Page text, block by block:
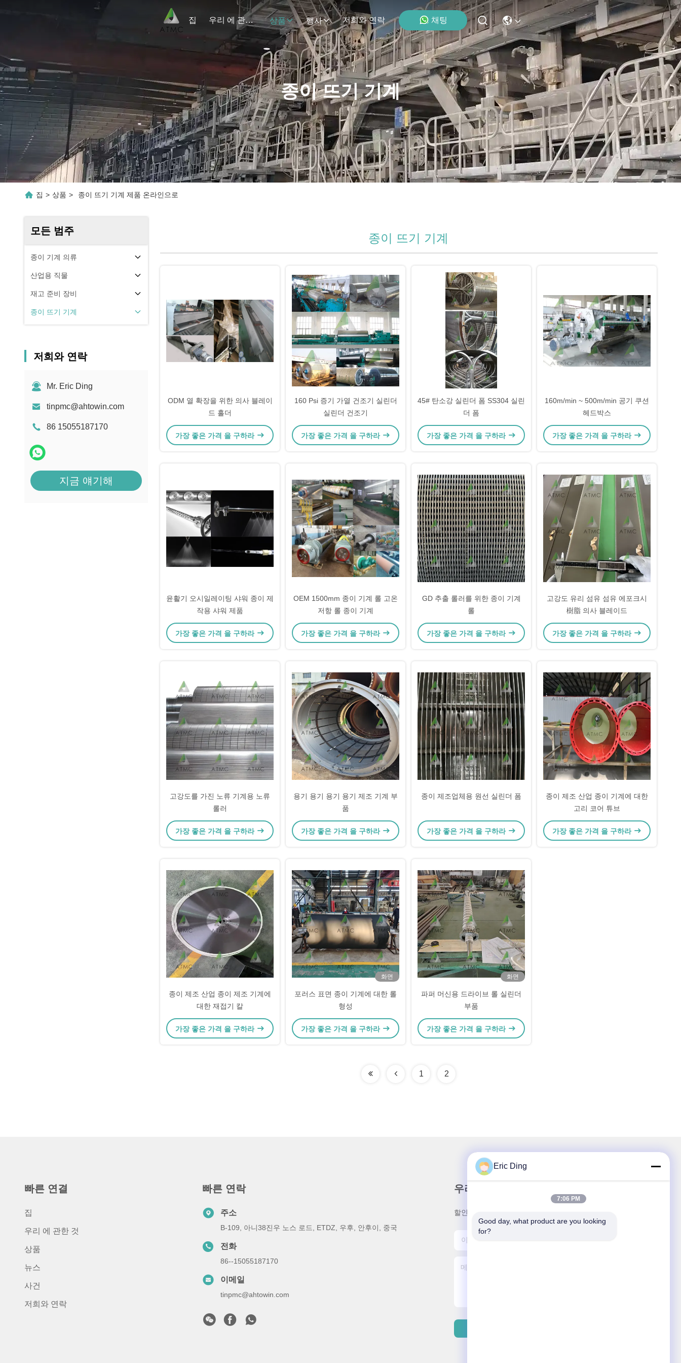
집 우리 에 관한 것 상품 행사 저희와 연락 채팅
종이 뜨기 기계
집 > 상품 > 종이 뜨기 기계 제품 온라인으로
모든 범주
종이 기계 의류
산업용 직물
재고 준비 장비
종이 뜨기 기계
저희와 연락
Mr. Eric Ding
tinpmc@ahtowin.com
86 15055187170
지금 얘기해
종이 뜨기 기계
ODM 열 확장을 위한 의사 블레이
드 홀더
가장 좋은 가격 을 구하라
160 Psi 증기 가열 건조기 실린더
실린더 건조기
가장 좋은 가격 을 구하라
45# 탄소강 실린더 폼 SS304 실린
더 폼
가장 좋은 가격 을 구하라
160m/min ~ 500m/min 공기 쿠션
헤드박스
가장 좋은 가격 을 구하라
윤활기 오시일레이팅 샤워 종이 제
작용 샤워 제품
가장 좋은 가격 을 구하라
OEM 1500mm 종이 기계 롤 고온
저항 롤 종이 기계
가장 좋은 가격 을 구하라
GD 추출 롤러를 위한 종이 기계
롤
가장 좋은 가격 을 구하라
고강도 유리 섬유 섬유 에포크시
樹脂 의사 블레이드
가장 좋은 가격 을 구하라
고강도를 가진 노류 기계용 노류
롤러
가장 좋은 가격 을 구하라
용기 용기 용기 용기 제조 기계 부
품
가장 좋은 가격 을 구하라
종이 제조업체용 원선 실린더 폼
가장 좋은 가격 을 구하라
종이 제조 산업 종이 기계에 대한
고리 코어 튜브
가장 좋은 가격 을 구하라
종이 제조 산업 종이 제조 기계에
대한 재접기 칼
가장 좋은 가격 을 구하라
화면
포러스 표면 종이 기계에 대한 롤
형성
가장 좋은 가격 을 구하라
화면
파퍼 머신용 드라이브 롤 실린더
부품
가장 좋은 가격 을 구하라
1 2
빠른 연결
집
우리 에 관한 것
상품
뉴스
사건
저희와 연락
빠른 연락
주소
B-109, 아니38진우 노스 로드, ETDZ, 우후, 안후이, 중국
전화
86--15055187170
이메일
tinpmc@ahtowin.com
우리 뉴스레터
할인 및 더 많은 정보를 얻기 위해 뉴스레터에 가입하십시오.
Eric Ding
7:06 PM
Good day, what product are you looking
for?